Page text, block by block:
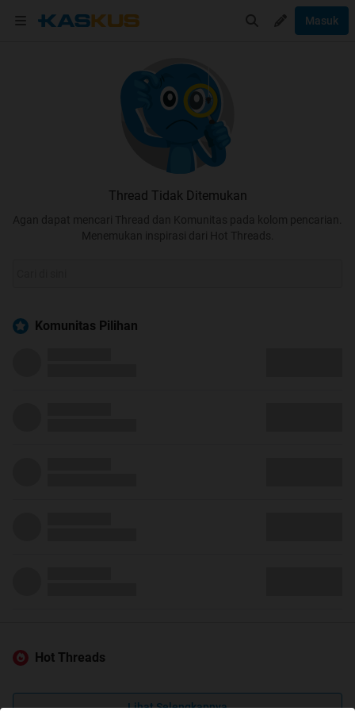
Masuk
Thread Tidak Ditemukan
Agan dapat mencari Thread dan Komunitas pada kolom pencarian.
Menemukan inspirasi dari Hot Threads.
Komunitas Pilihan
Hot Threads
Lihat Selengkapnya